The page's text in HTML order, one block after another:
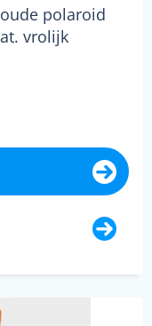
polaroid
vrolijk